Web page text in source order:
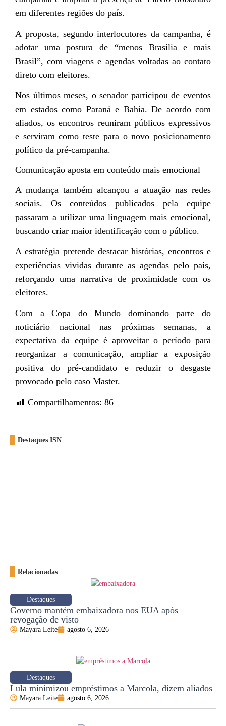
em diferentes regiões do país.
A proposta, segundo interlocutores da campanha, é
adotar uma postura de “menos Brasília e mais
Brasil”, com viagens e agendas voltadas ao contato
direto com eleitores.
Nos últimos meses, o senador participou de eventos
em estados como Paraná e Bahia. De acordo com
aliados, os encontros reuniram públicos expressivos
e serviram como teste para o novo posicionamento
político da pré-campanha.
Comunicação aposta em conteúdo mais emocional
A mudança também alcançou a atuação nas redes
sociais. Os conteúdos publicados pela equipe
passaram a utilizar uma linguagem mais emocional,
buscando criar maior identificação com o público.
A estratégia pretende destacar histórias, encontros e
experiências vividas durante as agendas pelo país,
reforçando uma narrativa de proximidade com os
eleitores.
Com a Copa do Mundo dominando parte do
noticiário nacional nas próximas semanas, a
expectativa da equipe é aproveitar o período para
reorganizar a comunicação, ampliar a exposição
positiva do pré-candidato e reduzir o desgaste
provocado pelo caso Master.
Compartilhamentos: 86
Destaques ISN
Relacionadas
Destaques
Governo mantém embaixadora nos EUA após
revogação de visto
Mayara Leite agosto 6, 2026
Destaques
Lula minimizou empréstimos a Marcola, dizem aliados
Mayara Leite agosto 6, 2026